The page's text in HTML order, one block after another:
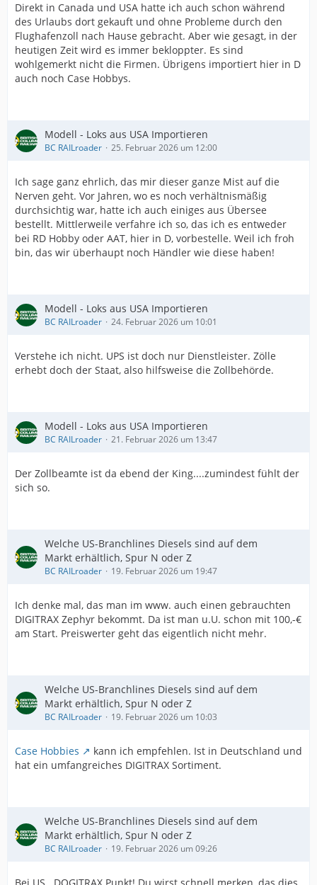
Direkt in Canada und USA hatte ich auch schon während
des Urlaubs dort gekauft und ohne Probleme durch den
Flughafenzoll nach Hause gebracht. Aber wie gesagt, in der
heutigen Zeit wird es immer bekloppter. Es sind
wohlgemerkt nicht die Firmen. Übrigens importiert hier in D
auch noch Case Hobbys.
Modell - Loks aus USA Importieren
BC RAILroader 25. Februar 2026 um 12:00
Ich sage ganz ehrlich, das mir dieser ganze Mist auf die
Nerven geht. Vor Jahren, wo es noch verhältnismäßig
durchsichtig war, hatte ich auch einiges aus Übersee
bestellt. Mittlerweile verfahre ich so, das ich es entweder
bei RD Hobby oder AAT, hier in D, vorbestelle. Weil ich froh
bin, das wir überhaupt noch Händler wie diese haben!
Modell - Loks aus USA Importieren
BC RAILroader 24. Februar 2026 um 10:01
Verstehe ich nicht. UPS ist doch nur Dienstleister. Zölle
erhebt doch der Staat, also hilfsweise die Zollbehörde.
Modell - Loks aus USA Importieren
BC RAILroader 21. Februar 2026 um 13:47
Der Zollbeamte ist da ebend der King....zumindest fühlt der
sich so.
Welche US-Branchlines Diesels sind auf dem
Markt erhältlich, Spur N oder Z
BC RAILroader 19. Februar 2026 um 19:47
Ich denke mal, das man im www. auch einen gebrauchten
DIGITRAX Zephyr bekommt. Da ist man u.U. schon mit 100,-€
am Start. Preiswerter geht das eigentlich nicht mehr.
Welche US-Branchlines Diesels sind auf dem
Markt erhältlich, Spur N oder Z
BC RAILroader 19. Februar 2026 um 10:03
Case Hobbies
kann ich empfehlen. Ist in Deutschland und
hat ein umfangreiches DIGITRAX Sortiment.
Welche US-Branchlines Diesels sind auf dem
Markt erhältlich, Spur N oder Z
BC RAILroader 19. Februar 2026 um 09:26